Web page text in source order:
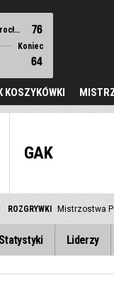
Nawrot Śląsk Wrocław 76
Koniec
64
KOSZYKÓWKI
GAK
ROZGRYWKI Mistrzostwa
Statystyki Liderzy